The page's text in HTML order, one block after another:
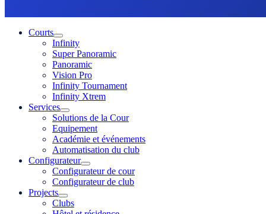
Courts
Infinity
Super Panoramic
Panoramic
Vision Pro
Infinity Tournament
Infinity Xtrem
Services
Solutions de la Cour
Equipement
Académie et événements
Automatisation du club
Configurateur
Configurateur de cour
Configurateur de club
Projects
Clubs